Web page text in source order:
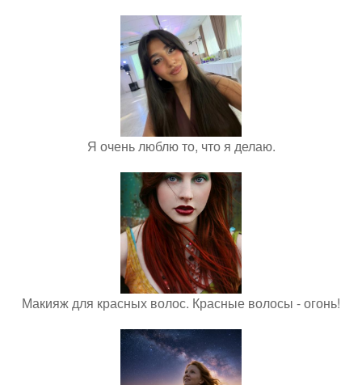
Я очень люблю то, что я делаю.
Макияж для красных волос. Красные волосы - огонь!